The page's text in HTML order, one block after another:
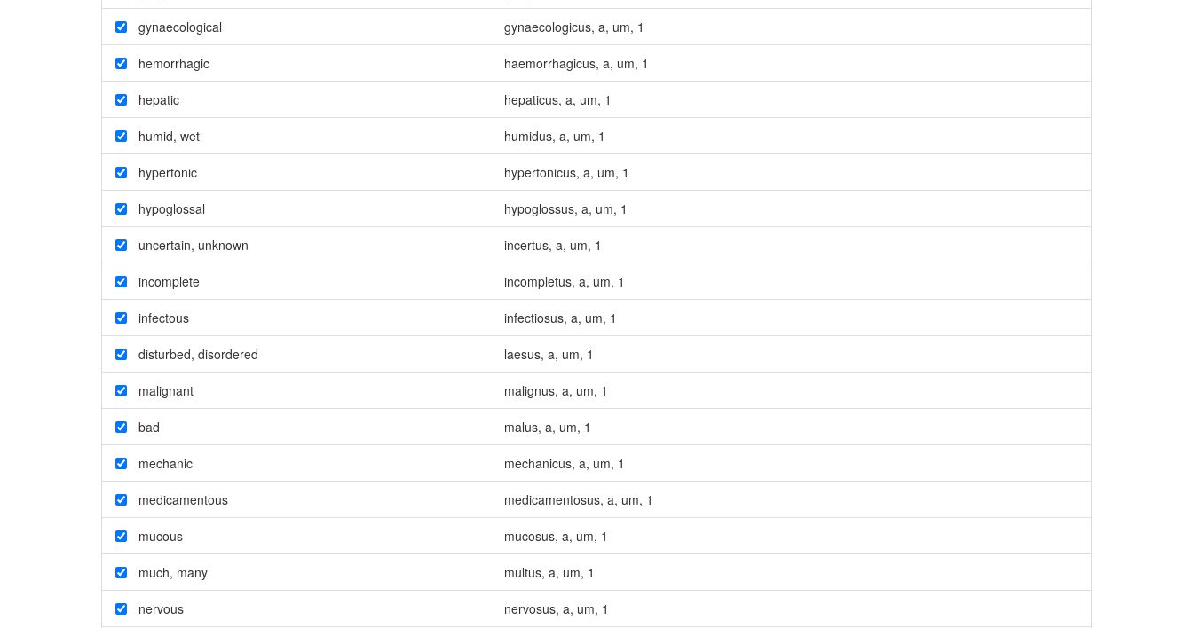
gynaecological gynaecologicus, a, um, 1
hemorrhagic haemorrhagicus, a, um, 1
hepatic hepaticus, a, um, 1
humid, wet humidus, a, um, 1
hypertonic hypertonicus, a, um, 1
hypoglossal hypoglossus, a, um, 1
uncertain, unknown incertus, a, um, 1
incomplete incompletus, a, um, 1
infectous infectiosus, a, um, 1
disturbed, disordered laesus, a, um, 1
malignant malignus, a, um, 1
bad malus, a, um, 1
mechanic mechanicus, a, um, 1
medicamentous medicamentosus, a, um, 1
mucous mucosus, a, um, 1
much, many multus, a, um, 1
nervous nervosus, a, um, 1